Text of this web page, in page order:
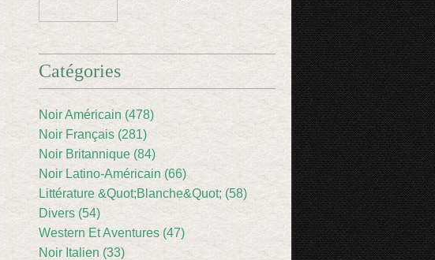
Catégories
Noir Américain (478)
Noir Français (281)
Noir Britannique (84)
Noir Latino-Américain (66)
Littérature &Quot;Blanche&Quot; (58)
Divers (54)
Western Et Aventures (47)
Noir Italien (33)